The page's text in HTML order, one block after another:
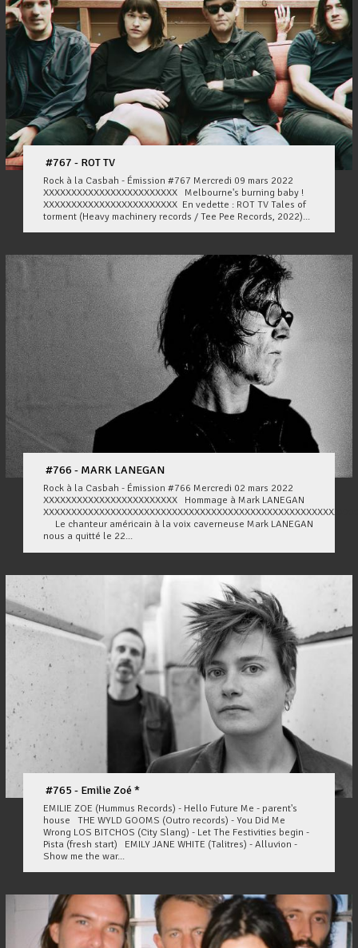
#767 - ROT TV
Rock à la Casbah - Émission #767 Mercredi 09 mars 2022
XXXXXXXXXXXXXXXXXXXXXXXX Melbourne's burning baby !
XXXXXXXXXXXXXXXXXXXXXXXX En vedette : ROT TV Tales of
torment (Heavy machinery records / Tee Pee Records, 2022)...
#766 - MARK LANEGAN
Rock à la Casbah - Émission #766 Mercredi 02 mars 2022
XXXXXXXXXXXXXXXXXXXXXXXX Hommage à Mark LANEGAN
Le chanteur américain à la voix caverneuse Mark LANEGAN
nous a quitté le 22...
#765 - Emilie Zoé *
EMILIE ZOE (Hummus Records) - Hello Future Me - parent's
house THE WYLD GOOMS (Outro records) - You Did Me
Wrong LOS BITCHOS (City Slang) - Let The Festivities begin -
Pista (fresh start) EMILY JANE WHITE (Talitres) - Alluvion -
Show me the war...